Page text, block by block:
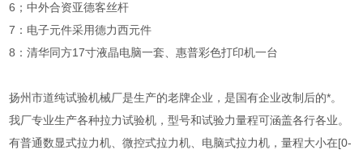
6；中外合资亚德客丝杆
7：电子元件采用德力西元件
8：清华同方17寸液晶电脑一套、惠普彩色打印机一台
扬州市道纯试验机械厂是生产的老牌企业，是国有企业改制后的*。
我厂专业生产各种拉力试验机，型号和试验力量程可涵盖各行各业。
有普通数显式拉力机、微控式拉力机、电脑式拉力机，量程大小在[0-